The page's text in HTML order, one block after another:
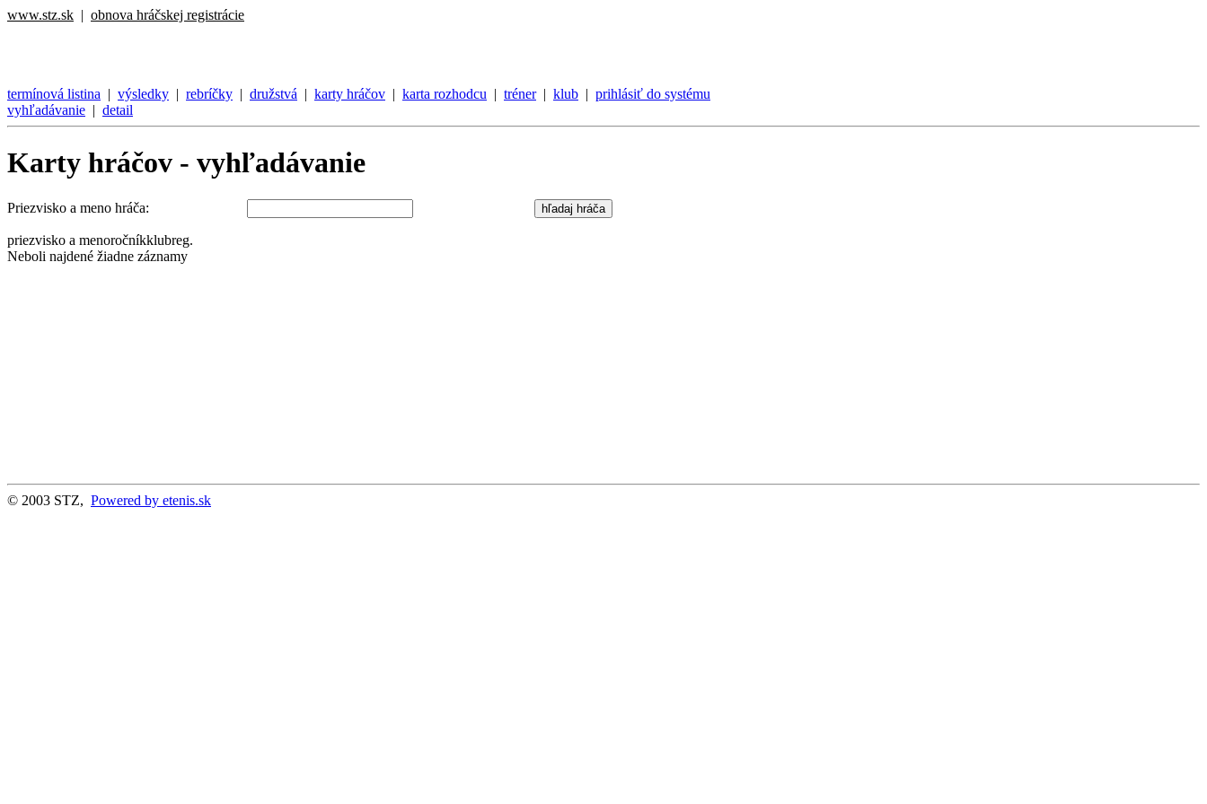
www.stz.sk | obnova hráčskej registrácie
termínová listina | výsledky | rebríčky | družstvá | karty hráčov | karta rozhodcu | tréner| klub | prihlásiť do systému
vyhľadávanie | detail
Karty hráčov - vyhľadávanie
Priezvisko a meno hráča:
priezvisko a menoročníkklubreg.
Neboli najdené žiadne záznamy
© 2003 STZ, Powered by etenis.sk